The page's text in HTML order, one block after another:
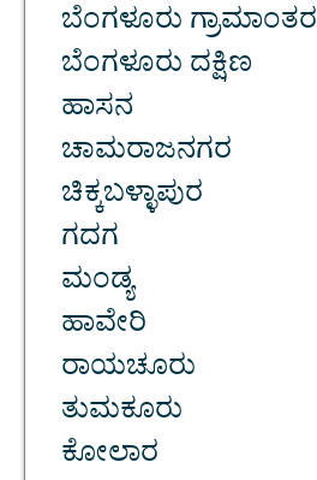
ಬೆಂಗಳೂರು ಗ್ರಾಮಾಂತರ
ಬೆಂಗಳೂರು ದಕ್ಷಿಣ
ಹಾಸನ
ಚಾಮರಾಜನಗರ
ಚಿಕ್ಕಬಳ್ಳಾಪುರ
ಗದಗ
ಮಂಡ್ಯ
ಹಾವೇರಿ
ರಾಯಚೂರು
ತುಮಕೂರು
ಕೋಲಾರ